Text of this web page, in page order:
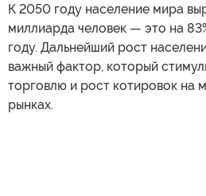
К 2050 году население мира
миллиарда человек — это на
году. Дальнейший рост
важный фактор, который
торговлю и рост котировок на
рынках.